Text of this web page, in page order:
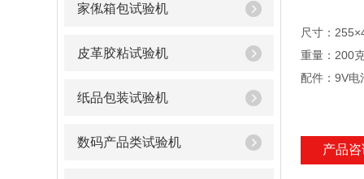
家俬箱包试验机
皮革胶粘试验机
纸品包装试验机
数码产品类试验机
尺寸：
重量：200
配件：9V电
产品